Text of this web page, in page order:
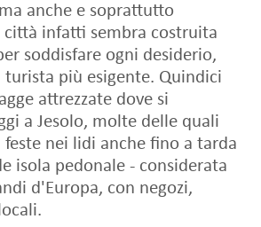
anche e soprattutto
infatti sembra costruita
soddisfare ogni desiderio,
turista più esigente. Quindici
attrezzate dove si
a Jesolo, molte delle quali
nei lidi anche fino a tarda
isola pedonale - considerata
d'Europa, con negozi,